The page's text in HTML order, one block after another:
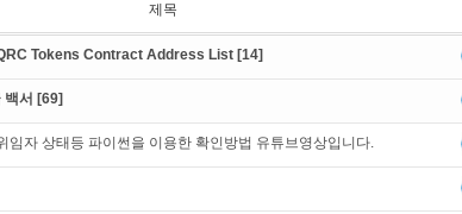
제목
Tokens Contract Address List [14]
백서 [69]
임자 상태등 파이썬을 이용한 확인방법 유튜브영상입니다.